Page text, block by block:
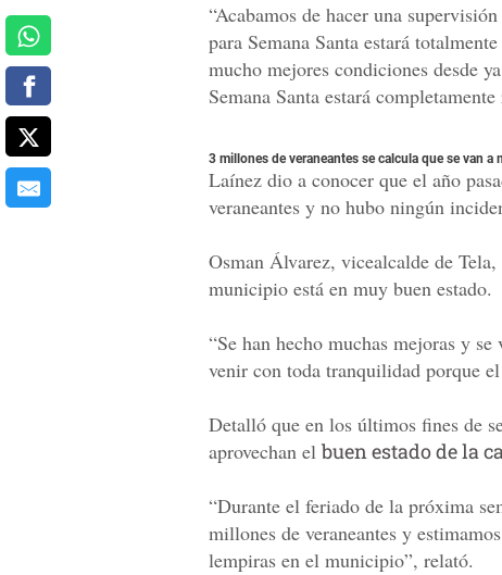
“Acabamos de hacer una
para Semana Santa estará
mucho mejores condiciones desde
Semana Santa estará
3 millones de veraneantes se calcula que se van
Laínez dio a conocer que el año
veraneantes y no hubo ningún
Osman Álvarez, vicealcalde de
municipio está en muy buen estado.
“Se han hecho muchas mejoras y
venir con toda tranquilidad porque
Detalló que en los últimos fines de
aprovechan el buen estado de la
“Durante el feriado de la próxima
millones de veraneantes y
lempiras en el municipio”, relató.